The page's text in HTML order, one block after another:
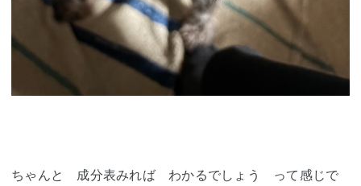
ちゃんと 成分表みれば わかるでしょう って感じで